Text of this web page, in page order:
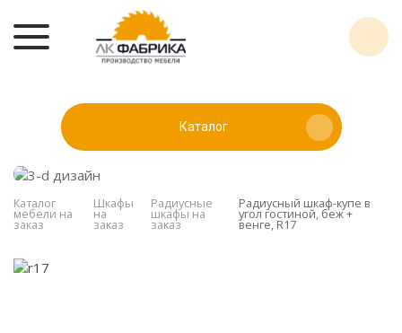
Каталог
Каталог
мебели на
заказ
Шкафы
на
заказ
Радиусные
шкафы на
заказ
Радиусный шкаф-купе в
угол гостиной, беж +
венге, R17